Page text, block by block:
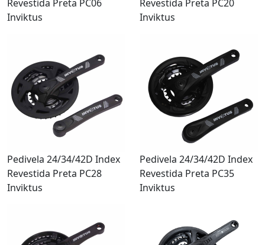
Revestida Preta PC06
Inviktus
Revestida Preta PC20
Inviktus
Pedivela 24/34/42D Index
Revestida Preta PC28
Inviktus
Pedivela 24/34/42D Index
Revestida Preta PC35
Inviktus